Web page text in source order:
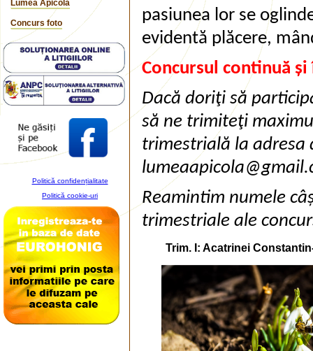
Lumea Apicolă
Concurs foto
Politică confidențialitate
Politică cookie-uri
pasiunea lor se
evidentă plăcere,
Concursul continuă
Dacă doriţi să
să ne trimiteţi
trimestrială la adresa
Reamintim numele
trimestriale ale
Trim. I: Acatrinei